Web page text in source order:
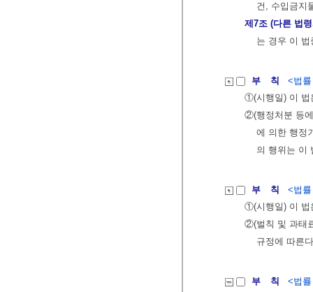
건, 수입금지
제7조 (다른 법
는 경우 이
부 칙
<법
①(시행일) 이 법
②(행정처분 등
에 의한 행정
의 행위는 이
부 칙
<법
①(시행일) 이 법
②(벌칙 및 과태
규정에 따른
부 칙
<법